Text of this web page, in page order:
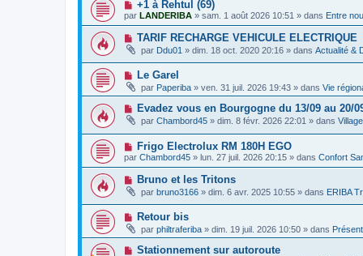
g
e
m
e
s
s
g
e
e
a
u
m
e
s
s
g
e
N
o
u
v
a
u
m
e
s
s
g
+1 à Rehtul (69)
par LANDERIBA » sam. 1 août 2026 10:51 » dans Entre
N
u
v
a
u
m
e
s
s
a
g
e
TARIF RECHARGE VEHICULE ELECTRIQUE
par Ddu01 » dim. 18 oct. 2020 20:16 » dans Actualité &
N
u
v
e
a
m
e
s
s
g
Le Garel
par Paperiba » ven. 31 juil. 2026 19:43 » dans Vie
N
u
v
a
m
e
s
s
a
g
e
Evadez vous en Bourgogne du 13/09 au 20/
par Chambord45 » dim. 8 févr. 2026 22:01 » dans
N
o
u
v
e
a
u
m
e
s
s
a
Frigo Electrolux RM 180H EGO
par Chambord45 » lun. 27 juil. 2026 20:15 » dans Confort
N
u
v
a
u
m
Bruno et les Tritons
par bruno3166 » dim. 6 avr. 2025 10:55 » dans ERIBA
N
o
u
v
e
Retour bis
par philtraferiba » dim. 19 juil. 2026 10:50 » dans
NStationnement sur autoroute